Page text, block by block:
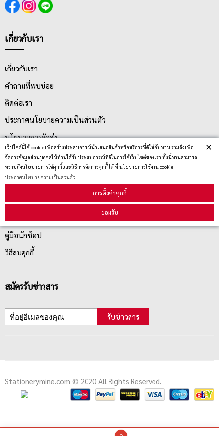
เว็ปไซต์นี้ใช้ cookie เพื่อสร้างประสบการณ์นำเสนอสินค้าหรือบริการที่ดีให้กับท่าน รวมถึงเพื่อ
จัดการข้อมูลส่วนบุคคลให้ท่านได้รับประสบการณ์ที่ดีในการใช้เว็ปไซต์ของเรา ทั้งนี้ท่านสามารถ
ทราบถึงนโยบายการใช้คุกกี้และวิธีการจัดการคุกกี้ ได้ ที่ นโยบายการใช้งาน cookie
ประกาศนโยบายความเป็นส่วนตัว
การตั้งค่าคุกกี้
ยอมรับ
×
เกี่ยวกับเรา
เกี่ยวกับเรา
คำถามที่พบบ่อย
ติดต่อเรา
ประกาศนโยบายความเป็นส่วนตัว
นโยบายการจัดส่ง
นโยบายการเปลี่ยน/คืน สินค้า
บริการลูกค้า
คู่มือนักช้อป
วิธีลบคุกกี้
สมัครรับข่าวสาร
รับข่าวสาร
Stationerymine.com © 2020 All Rights Reserved.